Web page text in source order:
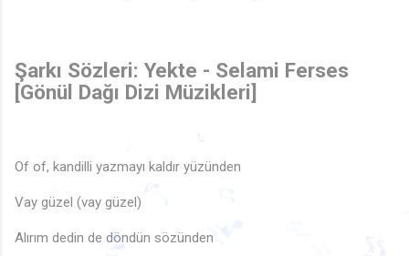
Şarkı Sözleri: Yekte - Selami Ferses
[Gönül Dağı Dizi Müzikleri]
Of of, kandilli yazmayı kaldır yüzünden
Vay güzel (vay güzel)
Alırım dedin de döndün sözünden
♬
♩
♪